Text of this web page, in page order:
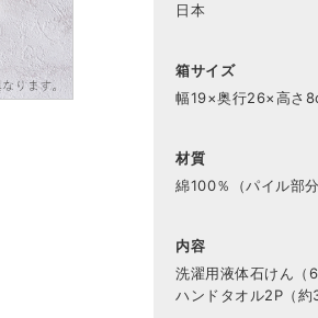
日本
箱サイズ
幅19×奥行26×高さ
材質
綿100％（パイル部
内容
洗濯用液体石けん（
ハンドタオル2P（約